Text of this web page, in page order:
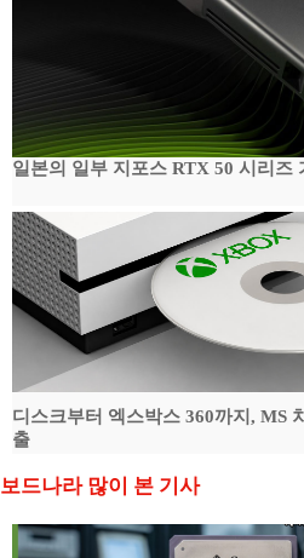
일본의 일부 지포스 RTX 50 시리즈
디스크부터 엑스박스 360까지, MS
출
보드나라 많이 본 기사